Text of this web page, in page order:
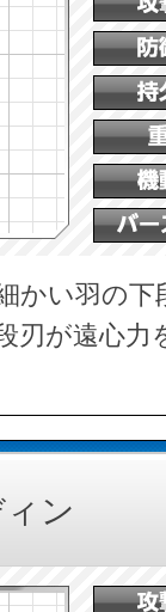
かい羽の
刃が遠心
ン